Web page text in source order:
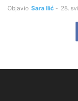
Objavio Sara Ilić - 28.